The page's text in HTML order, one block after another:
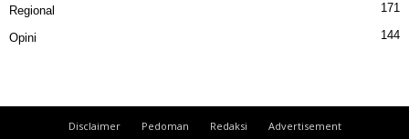
Regional 171
Opini 144
Disclaimer Pedoman Redaksi Advertisement